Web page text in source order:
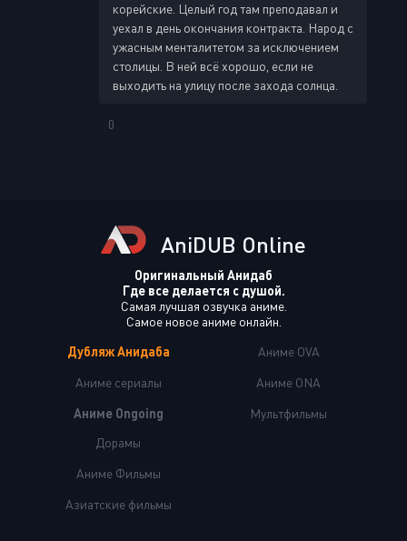
корейские. Целый год там преподавал и
уехал в день окончания контракта. Народ с
ужасным менталитетом за исключением
столицы. В ней всё хорошо, если не
выходить на улицу после захода солнца.
0
AniDUB Online
Оригинальный Анидаб
Где все делается с душой.
Самая лучшая озвучка аниме.
Самое новое аниме онлайн.
Дубляж Анидаба
Аниме сериалы
Аниме Ongoing
Аниме OVA
Аниме ONA
Мультфильмы
Дорамы
Аниме Фильмы
Азиатские фильмы